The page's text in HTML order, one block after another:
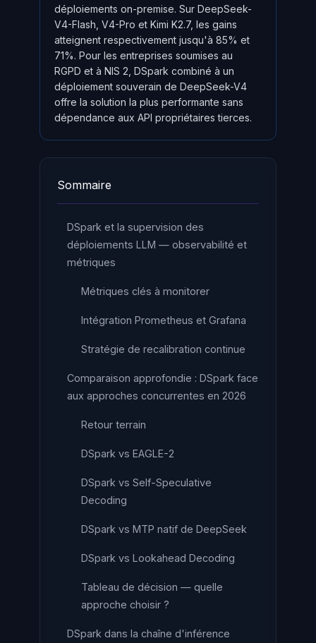
déploiements on-premise. Sur DeepSeek-
V4-Flash, V4-Pro et Kimi K2.7, les gains
atteignent respectivement jusqu'à 85% et
71%. Pour les entreprises soumises au
RGPD et à NIS 2, DSpark combiné à un
déploiement souverain de DeepSeek-V4
offre la solution la plus performante sans
dépendance aux API propriétaires tierces.
Sommaire
DSpark et la supervision des
déploiements LLM — observabilité et
métriques
Métriques clés à monitorer
Intégration Prometheus et Grafana
Stratégie de recalibration continue
Comparaison approfondie : DSpark face
aux approches concurrentes en 2026
Retour terrain
DSpark vs EAGLE-2
DSpark vs Self-Speculative
Decoding
DSpark vs MTP natif de DeepSeek
DSpark vs Lookahead Decoding
Tableau de décision — quelle
approche choisir ?
DSpark dans la chaîne d'inférence